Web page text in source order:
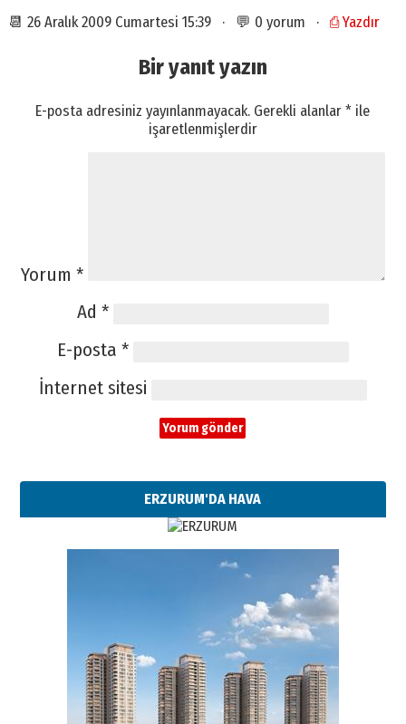
📆 26 Aralık 2009 Cumartesi 15:39 · 💬 0 yorum · ⎙ Yazdır
Bir yanıt yazın
E-posta adresiniz yayınlanmayacak. Gerekli alanlar* ile
işaretlenmişlerdir
Yorum *
Ad *
E-posta *
İnternet sitesi
ERZURUM'DA HAVA